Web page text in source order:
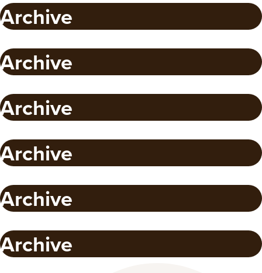
Archive
Archive
Archive
Archive
Archive
Archive